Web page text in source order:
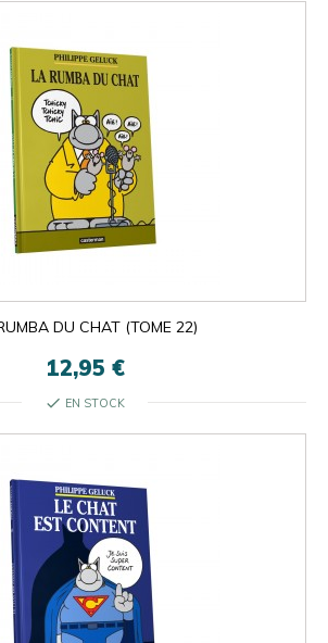
DU CHAT (TOME 22)
12,95 €
check EN STOCK